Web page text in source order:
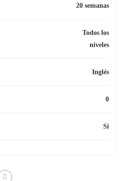
20 semanas
Todos los
niveles
Inglés
0
Si